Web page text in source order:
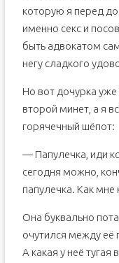
которую я перед
именно секс и
быть адвокатом
негу сладкого
Но вот дочурка
второй минет, а я
горячечный шёпот:
— Папулечка, иди
сегодня можно,
папулечка. Как мне
Она буквально
очутился между её
А какая у неё тугая